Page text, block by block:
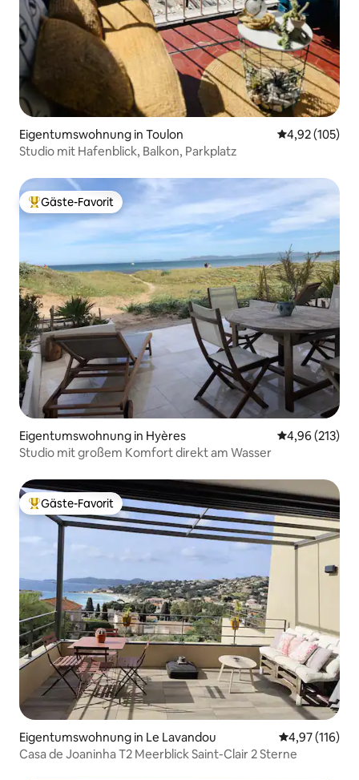
Eigentumswohnung in Toulon
4,92 (105)
Studio mit Hafenblick, Balkon, Parkplatz
Beliebter Gäste-Favorit.
Gäste-Favorit
Eigentumswohnung in Hyères
4,96 (213)
Studio mit großem Komfort direkt am Wasser
Beliebter Gäste-Favorit.
Gäste-Favorit
Eigentumswohnung in Le Lavandou
4,97 (116)
Casa de Joaninha T2 Meerblick Saint-Clair 2 Sterne